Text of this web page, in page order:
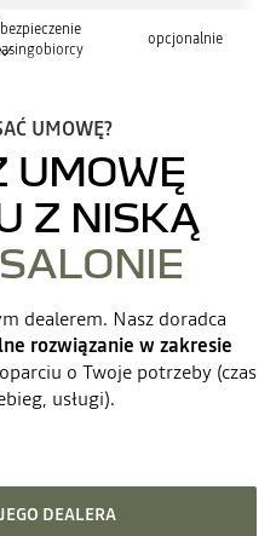
opcjonalnie
UMOWĘ?
UMOWĘ
Z NISKĄ
dealerem. Nasz doradca
rozwiązanie w zakresie
o Twoje potrzeby (czas
usługi).
DEALERA